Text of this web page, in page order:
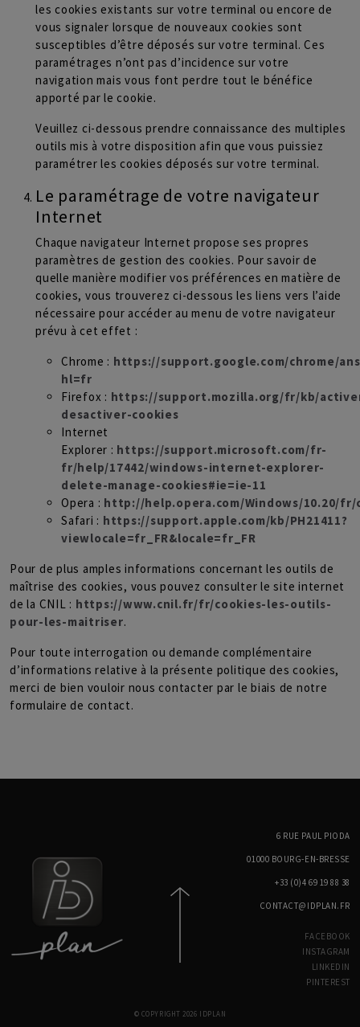
les cookies existants sur votre terminal ou encore de
vous signaler lorsque de nouveaux cookies sont
susceptibles d’être déposés sur votre terminal. Ces
paramétrages n’ont pas d’incidence sur votre
navigation mais vous font perdre tout le bénéfice
apporté par le cookie.
Veuillez ci-dessous prendre connaissance des multiples
outils mis à votre disposition afin que vous puissiez
paramétrer les cookies déposés sur votre terminal.
Le paramétrage de votre navigateur
Internet
Chaque navigateur Internet propose ses propres
paramètres de gestion des cookies. Pour savoir de
quelle manière modifier vos préférences en matière de
cookies, vous trouverez ci-dessous les liens vers l’aide
nécessaire pour accéder au menu de votre navigateur
prévu à cet effet :
Chrome : https://support.google.com/chrome/
hl=fr
Firefox : https://support.mozilla.org/fr/kb/
desactiver-cookies
Internet
Explorer : https://support.microsoft.com/fr-
fr/help/17442/windows-internet-explorer-
delete-manage-cookies#ie=ie-11
Opera : http://help.opera.com/Windows/10.20/
Safari : https://support.apple.com/kb/PH21411?
viewlocale=fr_FR&locale=fr_FR
Pour de plus amples informations concernant les outils de
maîtrise des cookies, vous pouvez consulter le site internet
de la CNIL : https://www.cnil.fr/fr/cookies-les-outils-
pour-les-maitriser.
Pour toute interrogation ou demande complémentaire
d’informations relative à la présente politique des cookies,
merci de bien vouloir nous contacter par le biais de notre
formulaire de contact.
6 RUE PAUL PIODA
01000 BOURG-EN-BRESSE
+33 (0)4 69 19 88 38
CONTACT@IDPLAN.FR
FACEBOOK
INSTAGRAM
LINKEDIN
PINTEREST
© COPYRIGHT 2026 IDPLAN